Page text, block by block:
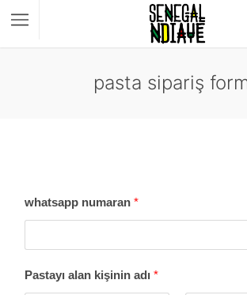
pasta sipariş
whatsapp numaran *
Pastayı alan kişinin adı *